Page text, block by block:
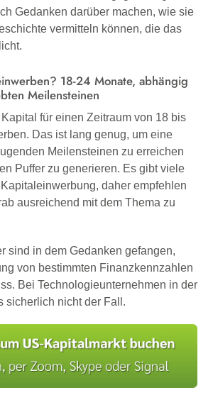
Gedanken darüber machen, wie sie
vermitteln können, die das
18-24 Monate, abhängig
Meilensteinen
für einen Zeitraum von 18 bis
Das ist lang genug, um eine
Meilensteinen zu erreichen
Puffer zu generieren. Es gibt viele
Kapitaleinwerbung, daher empfehlen
ausreichend mit dem Thema zu
sind in dem Gedanken gefangen,
von bestimmten Finanzkennzahlen
Bei Technologieunternehmen in der
sicherlich nicht der Fall.